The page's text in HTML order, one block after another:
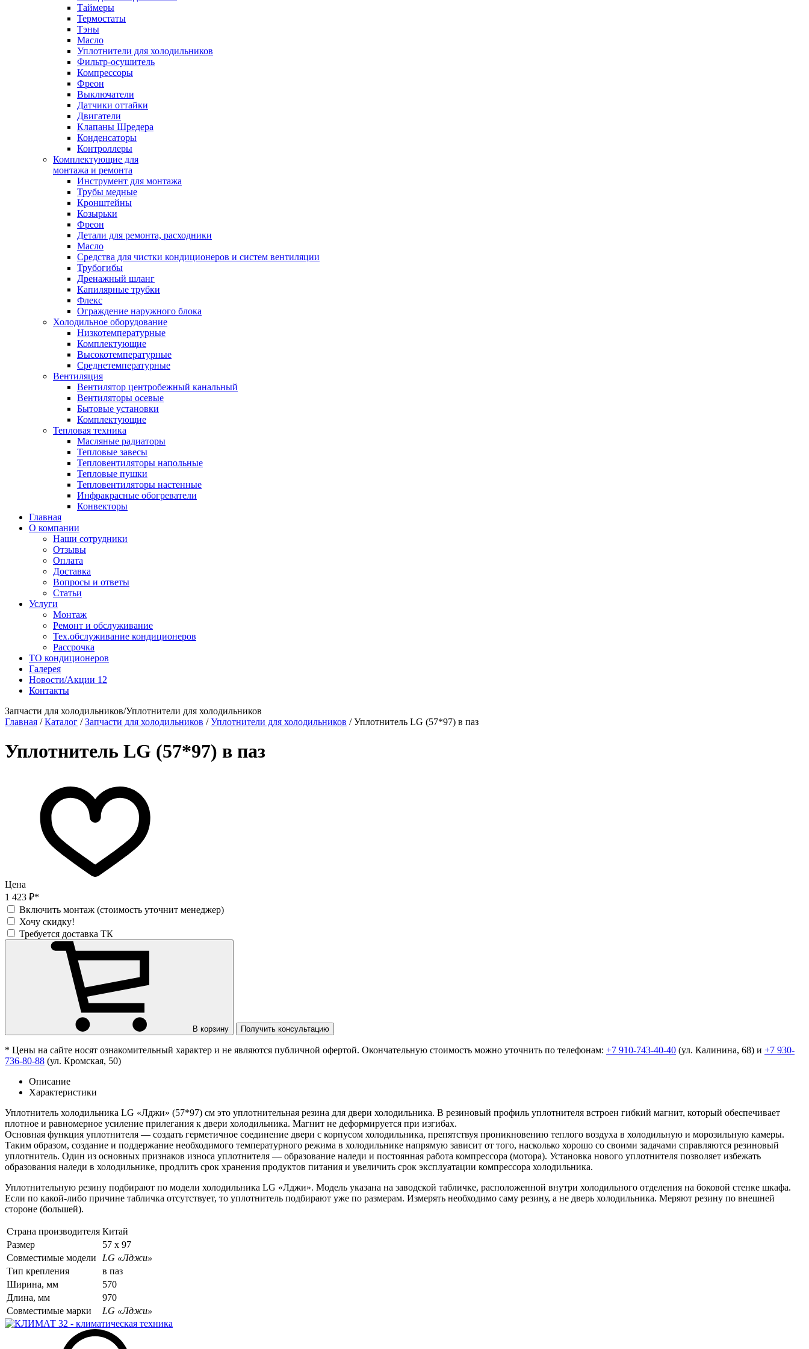
Таймеры
Термостаты
Тэны
Масло
Уплотнители для холодильников
Фильтр-осушитель
Компрессоры
Фреон
Выключатели
Датчики оттайки
Двигатели
Клапаны Шредера
Конденсаторы
Контроллеры
Комплектующие для
монтажа и ремонта
Инструмент для монтажа
Трубы медные
Кронштейны
Козырьки
Фреон
Детали для ремонта, расходники
Масло
Средства для чистки кондиционеров и систем вентиляции
Трубогибы
Дренажный шланг
Капилярные трубки
Флекс
Ограждение наружного блока
Холодильное оборудование
Низкотемпературные
Комплектующие
Высокотемпературные
Среднетемпературные
Вентиляция
Вентилятор центробежный канальный
Вентиляторы осевые
Бытовые установки
Комплектующие
Тепловая техника
Масляные радиаторы
Тепловые завесы
Тепловентиляторы напольные
Тепловые пушки
Тепловентиляторы настенные
Инфракрасные обогреватели
Конвекторы
Главная
О компании
Наши сотрудники
Отзывы
Оплата
Доставка
Вопросы и ответы
Статьи
Услуги
Монтаж
Ремонт и обслуживание
Тех.обслуживание кондиционеров
Рассрочка
ТО кондиционеров
Галерея
Новости/Акции 12
Контакты
Запчасти для холодильников/Уплотнители для холодильников
Главная /Каталог /Запчасти для холодильников /Уплотнители для холодильников /Уплотнитель LG (57*97) в паз
Уплотнитель LG (57*97) в паз
Цена
1 423 ₽*
Включить монтаж (стоимость уточнит менеджер)
Хочу скидку!
Требуется доставка ТК
В корзину Получить консультацию
* Цены на сайте носят ознакомительный характер и не являются публичной офертой. Окончательную стоимость можно уточнить по телефонам: +7 910-743-40-40 (ул. Калинина, 68) и +7 930-
736-80-88 (ул. Кромская, 50)
Описание
Характеристики
Уплотнитель холодильника LG «Лджи» (57*97) см это уплотнительная резина для двери холодильника. В резиновый профиль уплотнителя встроен гибкий магнит, который обеспечивает
плотное и равномерное усиление прилегания к двери холодильника. Магнит не деформируется при изгибах.
Основная функция уплотнителя — создать герметичное соединение двери с корпусом холодильника, препятствуя проникновению теплого воздуха в холодильную и морозильную камеры.
Таким образом, создание и поддержание необходимого температурного режима в холодильнике напрямую зависит от того, насколько хорошо со своими задачами справляются резиновый
уплотнитель. Один из основных признаков износа уплотнителя — образование наледи и постоянная работа компрессора (мотора). Установка нового уплотнителя позволяет избежать
образования наледи в холодильнике, продлить срок хранения продуктов питания и увеличить срок эксплуатации компрессора холодильника.
Уплотнительную резину подбирают по модели холодильника LG «Лджи». Модель указана на заводской табличке, расположенной внутри холодильного отделения на боковой стенке шкафа.
Если по какой-либо причине табличка отсутствует, то уплотнитель подбирают уже по размерам. Измерять необходимо саму резину, а не дверь холодильника. Меряют резину по внешней
стороне (большей).
Страна производителя Китай
Размер
57 х 97
Совместимые модели
LG «Лджи»
Тип крепления
в паз
Ширина, мм
570
Длина, мм
970
Совместимые марки
LG «Лджи»